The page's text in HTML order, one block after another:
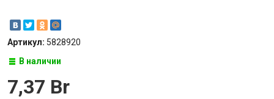
Артикул: 5828920
В наличии
7,37 Br